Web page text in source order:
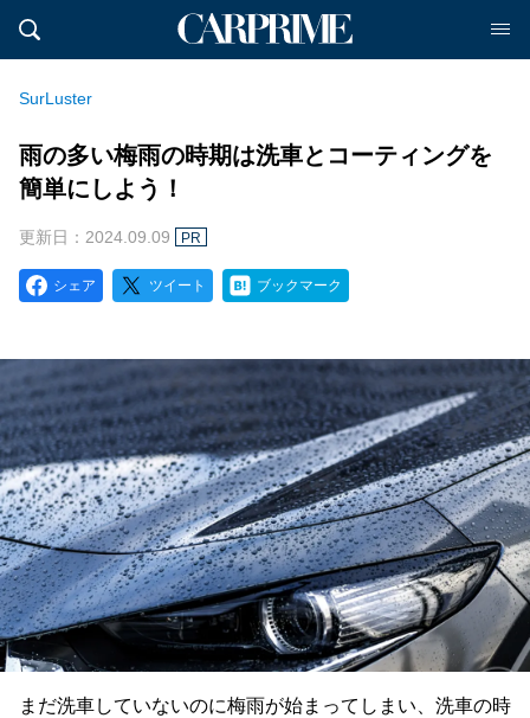
SurLuster
雨の多い梅雨の時期は洗車とコーティングを
簡単にしよう！
更新日：2024.09.09 PR
シェア ツイート ブックマーク
まだ洗車していないのに梅雨が始まってしまい、洗車の時